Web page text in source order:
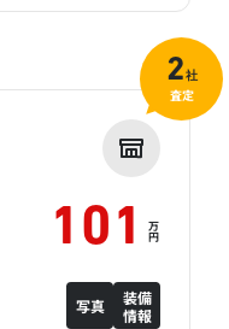
101 万
円
写真
装備
情報
2社
査定